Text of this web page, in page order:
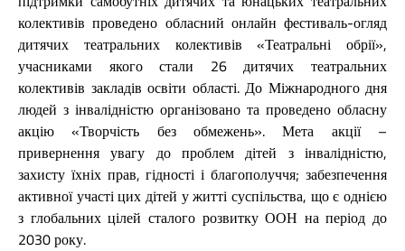
колективів проведено обласний онлайн фестиваль-огляд
дитячих театральних колективів «Театральні обрії»,
учасниками якого стали 26 дитячих театральних
колективів закладів освіти області. До Міжнародного дня
людей з інвалідністю організовано та проведено обласну
акцію «Творчість без обмежень». Мета акції –
привернення увагу до проблем дітей з інвалідністю,
захисту їхніх прав, гідності і благополуччя; забезпечення
активної участі цих дітей у житті суспільства, що є однією
з глобальних цілей сталого розвитку ООН на період до
2030 року.